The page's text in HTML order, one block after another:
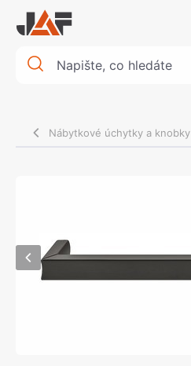
Nábytkové úchytky a knobky